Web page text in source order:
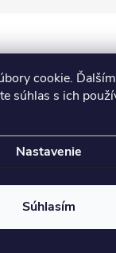
cookie.
súhlas s ich
Nastavenie
Súhlasím